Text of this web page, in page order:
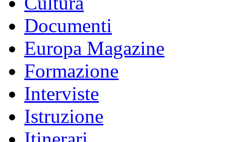
Documenti
Europa Magazine
Formazione
Interviste
Istruzione